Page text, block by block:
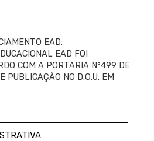
EAD:
EAD FOI
COM A PORTARIA Nº499 DE
NO D.O.U. EM